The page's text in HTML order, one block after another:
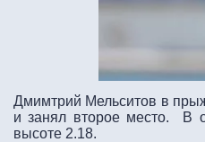
Дмимтрий Мельситов в
и занял второе место. В
высоте 2.18.